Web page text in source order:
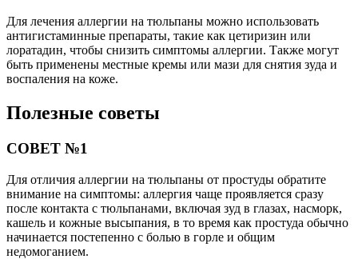
Для лечения аллергии на тюльпаны можно использовать
антигистаминные препараты, такие как цетиризин или
лоратадин, чтобы снизить симптомы аллергии. Также могут
быть применены местные кремы или мази для снятия зуда и
воспаления на коже.
Полезные советы
СОВЕТ №1
Для отличия аллергии на тюльпаны от простуды обратите
внимание на симптомы: аллергия чаще проявляется сразу
после контакта с тюльпанами, включая зуд в глазах, насморк,
кашель и кожные высыпания, в то время как простуда обычно
начинается постепенно с болью в горле и общим
недомоганием.